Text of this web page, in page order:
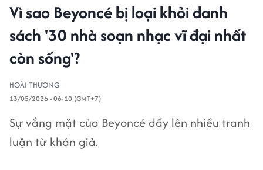
Vì sao Beyoncé bị loại khỏi danh
sách '30 nhà soạn nhạc vĩ đại nhất
còn sống'?
HOÀI THƯƠNG
13/05/2026 - 06:10 (GMT+7)
Sự vắng mặt của Beyoncé dấy lên nhiều tranh
luận từ khán giả.